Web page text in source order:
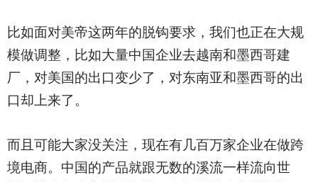
比如面对美帝这两年的脱钩要求，我们也正在大规
模做调整，比如大量中国企业去越南和墨西哥建
厂，对美国的出口变少了，对东南亚和墨西哥的出
口却上来了。
而且可能大家没关注，现在有几百万家企业在做跨
境电商。中国的产品就跟无数的溪流一样流向世